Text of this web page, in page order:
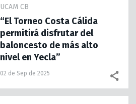
UCAM CB
“El Torneo Costa Cálida
permitirá disfrutar del
baloncesto de más alto
nivel en Yecla”
02 de Sep de 2025